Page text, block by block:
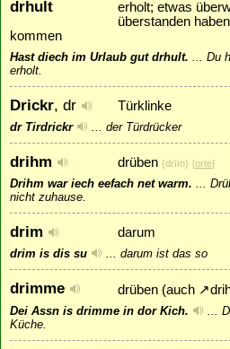
drhult
erholt; etwas
überstanden
kommen
Hast diech im Urlaub gut drhult. ... Du
erholt.
Drickr, dr Türklinke
dr Tirdrickr ... der Türdrücker
drihm drüben {drīṁ} [orte]
Drihm war iech eefach net warm. ...
nicht zuhause.
drim darum
drim is dis su ... darum ist das so
drimme drüben (auch ↗
Dei Assn is drimme in dor Kich. ...
Küche.